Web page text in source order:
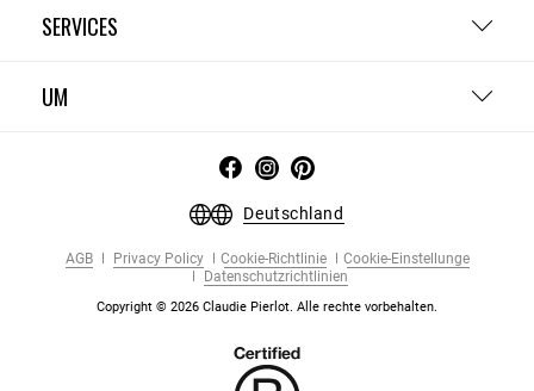
SERVICES
UM
Deutschland
AGB Privacy Policy Cookie-Richtlinie
Cookie-Einstellunge
Datenschutzrichtlinien
Copyright © 2026 Claudie Pierlot. Alle rechte vorbehalten.